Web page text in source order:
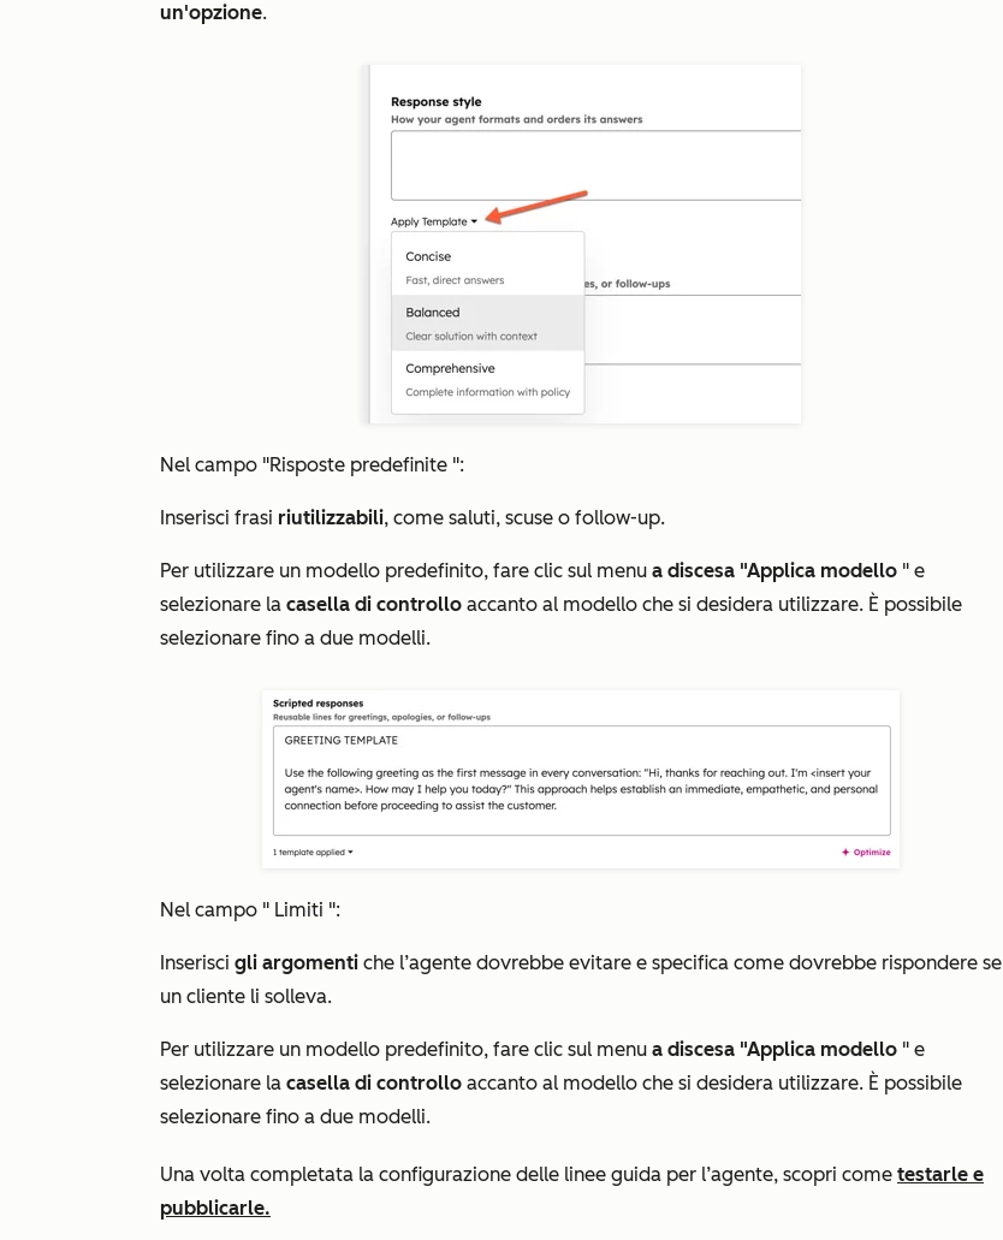
un'opzione.
Nel campo "Risposte predefinite ":
Inserisci frasi riutilizzabili, come saluti, scuse o follow-up.
Per utilizzare un modello predefinito, fare clic sul menu a discesa "Applica modello " e
selezionare la casella di controllo accanto al modello che si desidera utilizzare. È possibile
selezionare fino a due modelli.
Nel campo " Limiti ":
Inserisci gli argomenti che l’agente dovrebbe evitare e specifica come dovrebbe rispondere se
un cliente li solleva.
Per utilizzare un modello predefinito, fare clic sul menu a discesa "Applica modello " e
selezionare la casella di controllo accanto al modello che si desidera utilizzare. È possibile
selezionare fino a due modelli.
Una volta completata la configurazione delle linee guida per l’agente, scopri come testarle e
pubblicarle.